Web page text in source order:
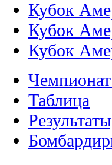
Кубок
Кубок
Кубок
Таблица